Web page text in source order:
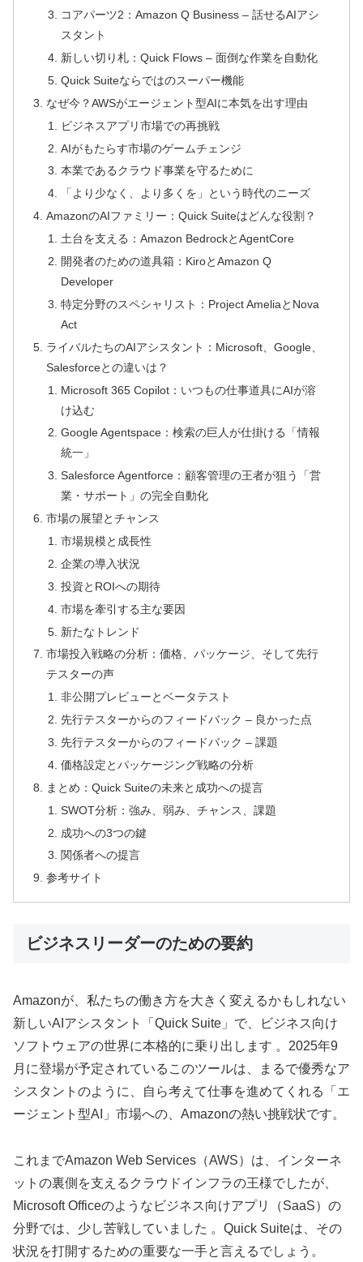
コアパーツ2：Amazon Q Business – 話せるAIアシ
スタント
新しい切り札：Quick Flows – 面倒な作業を自動化
Quick Suiteならではのスーパー機能
なぜ今？AWSがエージェント型AIに本気を出す理由
ビジネスアプリ市場での再挑戦
AIがもたらす市場のゲームチェンジ
本業であるクラウド事業を守るために
「より少なく、より多くを」という時代のニーズ
AmazonのAIファミリー：Quick Suiteはどんな役割？
土台を支える：Amazon BedrockとAgentCore
開発者のための道具箱：KiroとAmazon Q
Developer
特定分野のスペシャリスト：Project AmeliaとNova
Act
ライバルたちのAIアシスタント：Microsoft、Google、
Salesforceとの違いは？
Microsoft 365 Copilot：いつもの仕事道具にAIが溶
け込む
Google Agentspace：検索の巨人が仕掛ける「情報
統一」
Salesforce Agentforce：顧客管理の王者が狙う「営
業・サポート」の完全自動化
市場の展望とチャンス
市場規模と成長性
企業の導入状況
投資とROIへの期待
市場を牽引する主な要因
新たなトレンド
市場投入戦略の分析：価格、パッケージ、そして先行
テスターの声
非公開プレビューとベータテスト
先行テスターからのフィードバック – 良かった点
先行テスターからのフィードバック – 課題
価格設定とパッケージング戦略の分析
まとめ：Quick Suiteの未来と成功への提言
SWOT分析：強み、弱み、チャンス、課題
成功への3つの鍵
関係者への提言
参考サイト
ビジネスリーダーのための要約
Amazonが、私たちの働き方を大きく変えるかもしれない
新しいAIアシスタント「Quick Suite」で、ビジネス向け
ソフトウェアの世界に本格的に乗り出します 。2025年9
月に登場が予定されているこのツールは、まるで優秀なア
シスタントのように、自ら考えて仕事を進めてくれる「エ
ージェント型AI」市場への、Amazonの熱い挑戦状です。
これまでAmazon Web Services（AWS）は、インターネ
ットの裏側を支えるクラウドインフラの王様でしたが、
Microsoft Officeのようなビジネス向けアプリ（SaaS）の
分野では、少し苦戦していました 。Quick Suiteは、その
状況を打開するための重要な一手と言えるでしょう。